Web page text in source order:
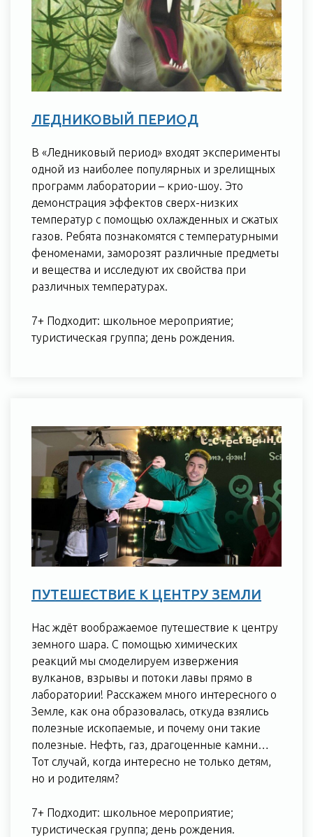
ЛЕДНИКОВЫЙ ПЕРИОД
В «Ледниковый период» входят эксперименты
одной из наиболее популярных и зрелищных
программ лаборатории – крио-шоу. Это
демонстрация эффектов сверх-низких
температур с помощью охлажденных и сжатых
газов. Ребята познакомятся с температурными
феноменами, заморозят различные предметы
и вещества и исследуют их свойства при
различных температурах.
7+ Подходит: школьное мероприятие;
туристическая группа; день рождения.
ПУТЕШЕСТВИЕ К ЦЕНТРУ ЗЕМЛИ
Нас ждёт воображаемое путешествие к центру
земного шара. С помощью химических
реакций мы смоделируем извержения
вулканов, взрывы и потоки лавы прямо в
лаборатории! Расскажем много интересного о
Земле, как она образовалась, откуда взялись
полезные ископаемые, и почему они такие
полезные. Нефть, газ, драгоценные камни…
Тот случай, когда интересно не только детям,
но и родителям?
7+ Подходит: школьное мероприятие;
туристическая группа; день рождения.